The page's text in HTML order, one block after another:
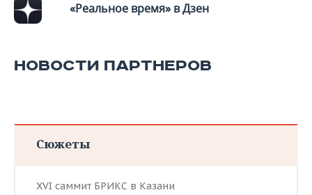
«Реальное время» в Дзен
НОВОСТИ ПАРТНЕРОВ
Сюжеты
XVI саммит БРИКС в Казани